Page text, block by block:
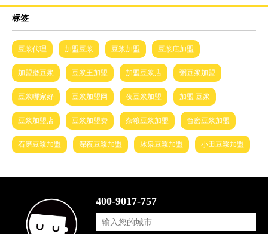
标签
豆浆代理 加盟豆浆 豆浆加盟 豆浆店加盟
加盟磨豆浆 豆浆王加盟 加盟豆浆店 粥豆浆加盟
豆浆哪家好 豆浆加盟网 夜豆浆加盟 加盟 豆浆
豆浆加盟店 豆浆加盟费 杂粮豆浆加盟 台磨豆浆加盟
石磨豆浆加盟 深夜豆浆加盟 冰泉豆浆加盟 小田豆浆加盟
400-9017-757